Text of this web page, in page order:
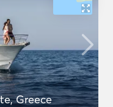
Greece